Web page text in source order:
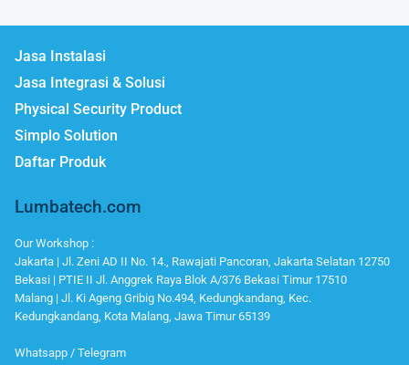
Jasa Instalasi
Jasa Integrasi & Solusi
Physical Security Product
Simplo Solution
Daftar Produk
Lumbatech.com
Our Workshop :
Jakarta | Jl. Zeni AD II No. 14., Rawajati Pancoran, Jakarta Selatan 12750
Bekasi | PTIE II Jl. Anggrek Raya Blok A/376 Bekasi Timur 17510
Malang | Jl. Ki Ageng Gribig No.494, Kedungkandang, Kec.
Kedungkandang, Kota Malang, Jawa Timur 65139
Whatsapp / Telegram